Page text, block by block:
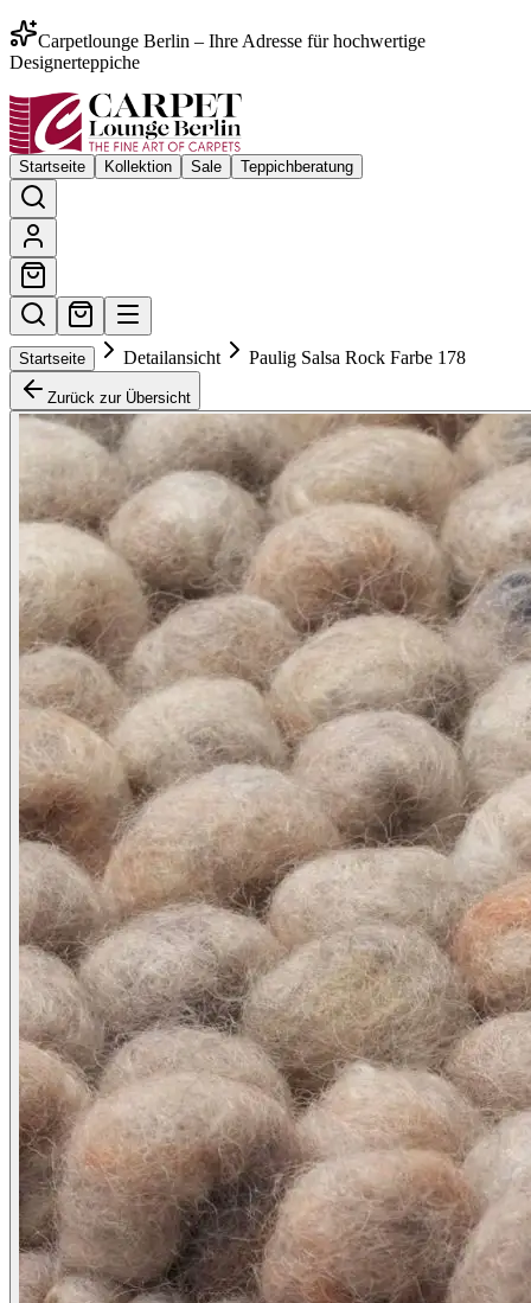
Carpetlounge Berlin – Ihre Adresse für hochwertige
Designerteppiche
Startseite Kollektion Sale Teppichberatung
Startseite Detailansicht Paulig Salsa Rock Farbe 178
Zurück zur Übersicht